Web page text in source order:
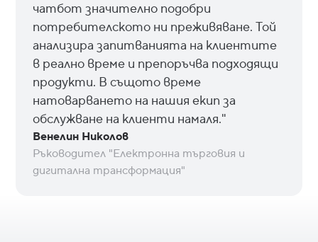
чатбот значително подобри
потребителското ни преживяване. Той
анализира запитванията на клиентите
в реално време и препоръчва подходящи
продукти. В същото време
натоварването на нашия екип за
обслужване на клиенти намаля."
Венелин Николов
Ръководител "Електронна търговия и
дигитална трансформация"